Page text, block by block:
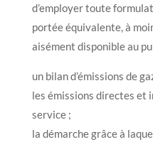
d’employer toute
portée équivalente, à
aisément disponible au
un bilan d’émissions de
les émissions directes et
service ;
la démarche grâce à